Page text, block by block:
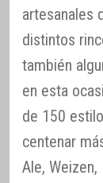
artesanales
distintos
también
en esta
de 150
centenar
Ale,